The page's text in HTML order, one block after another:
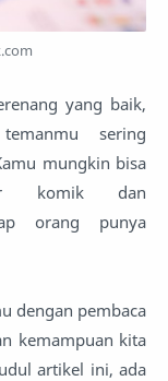
yang baik,
sering
mungkin bisa
komik dan
orang punya
dengan pembaca
kemampuan kita
artikel ini, ada